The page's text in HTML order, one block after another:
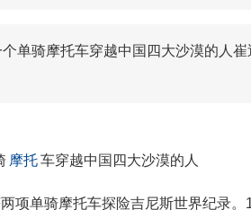
单骑摩托车穿越中国四大沙漠的人
摩托车穿越中国四大沙漠的人
项单骑摩托车探险吉尼斯世界纪录